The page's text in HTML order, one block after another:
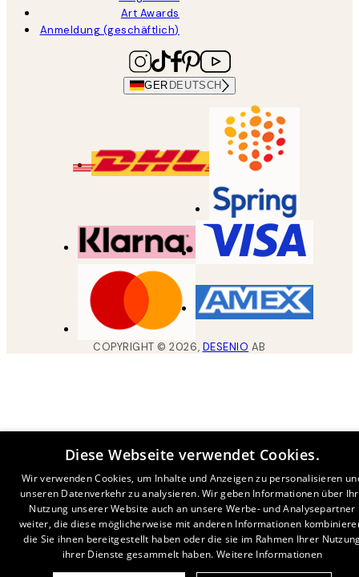
Art Awards
Anmeldung (geschäftlich)
GER DEUTSCH
COPYRIGHT ©2026, DESENIO AB
Diese Webseite verwendet Cookies.
Wir verwenden Cookies, um Inhalte und Anzeigen zu personalisieren
unseren Datenverkehr zu analysieren. Wir geben Informationen über
Nutzung unserer Website auch an unsere Werbe- und Analysepartner
weiter, die diese möglicherweise mit anderen Informationen
die Sie ihnen bereitgestellt haben oder die sie im Rahmen Ihrer
ihrer Dienste gesammelt haben. Weitere Informationen